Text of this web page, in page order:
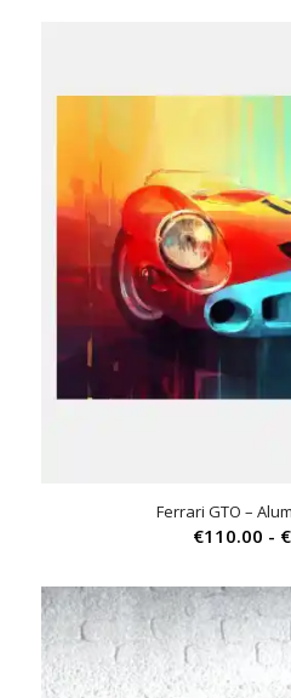
Ferrari GTO –
€110.00 - €